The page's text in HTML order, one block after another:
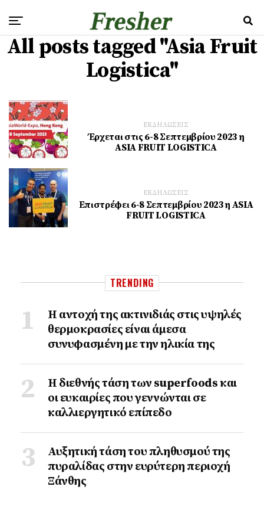
All posts tagged "Asia Fruit
Logistica"
ΕΚΔΗΛΩΣΕΙΣ
Έρχεται στις 6-8 Σεπτεμβρίου 2023 η
ASIA FRUIT LOGISTICA
ΕΚΔΗΛΩΣΕΙΣ
Επιστρέφει 6-8 Σεπτεμβρίου 2023 η ASIA
FRUIT LOGISTICA
TRENDING
Η αντοχή της ακτινιδιάς στις υψηλές
θερμοκρασίες είναι άμεσα
συνυφασμένη με την ηλικία της
Η διεθνής τάση των superfoods και
οι ευκαιρίες που γεννώνται σε
καλλιεργητικό επίπεδο
Αυξητική τάση του πληθυσμού της
πυραλίδας στην ευρύτερη περιοχή
Ξάνθης